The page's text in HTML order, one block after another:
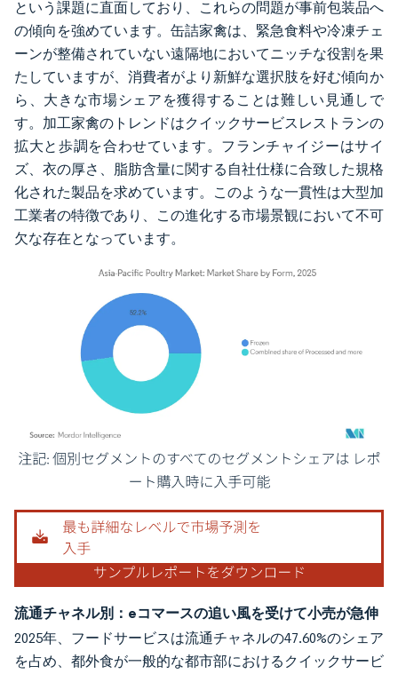
という課題に直面しており、これらの問題が事前包装品へ
の傾向を強めています。缶詰家禽は、緊急食料や冷凍チェ
ーンが整備されていない遠隔地においてニッチな役割を果
たしていますが、消費者がより新鮮な選択肢を好む傾向か
ら、大きな市場シェアを獲得することは難しい見通しで
す。加工家禽のトレンドはクイックサービスレストランの
拡大と歩調を合わせています。フランチャイジーはサイ
ズ、衣の厚さ、脂肪含量に関する自社仕様に合致した規格
化された製品を求めています。このような一貫性は大型加
工業者の特徴であり、この進化する市場景観において不可
欠な存在となっています。
画像 © Mordor Intelligence。再利用にはCC BY 4.0の表示が必要です。
流通チャネル別：eコマースの追い風を受けて小売が急伸
2025年、フードサービスは流通チャネルの47.60%のシェア
を占め、都外食が一般的な都市部におけるクイックサービ